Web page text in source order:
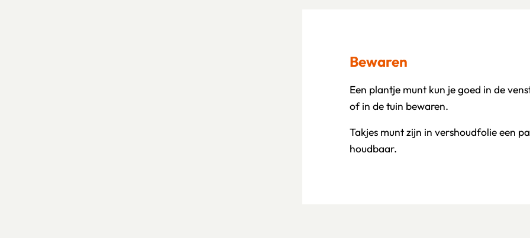
Bewaren
Een plantje munt kun je goed in de
of in de tuin bewaren.
Takjes munt zijn in vershoudfolie een
houdbaar.